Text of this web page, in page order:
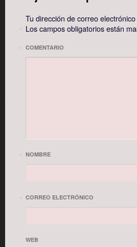
Tu dirección de correo
Los campos obligatorios están
COMENTARIO
NOMBRE
CORREO ELECTRÓNICO
WEB